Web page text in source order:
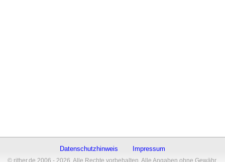
Datenschutzhinweis Impressum
© rither.de 2006 - 2026. Alle Rechte vorbehalten. Alle Angaben ohne Gewähr.